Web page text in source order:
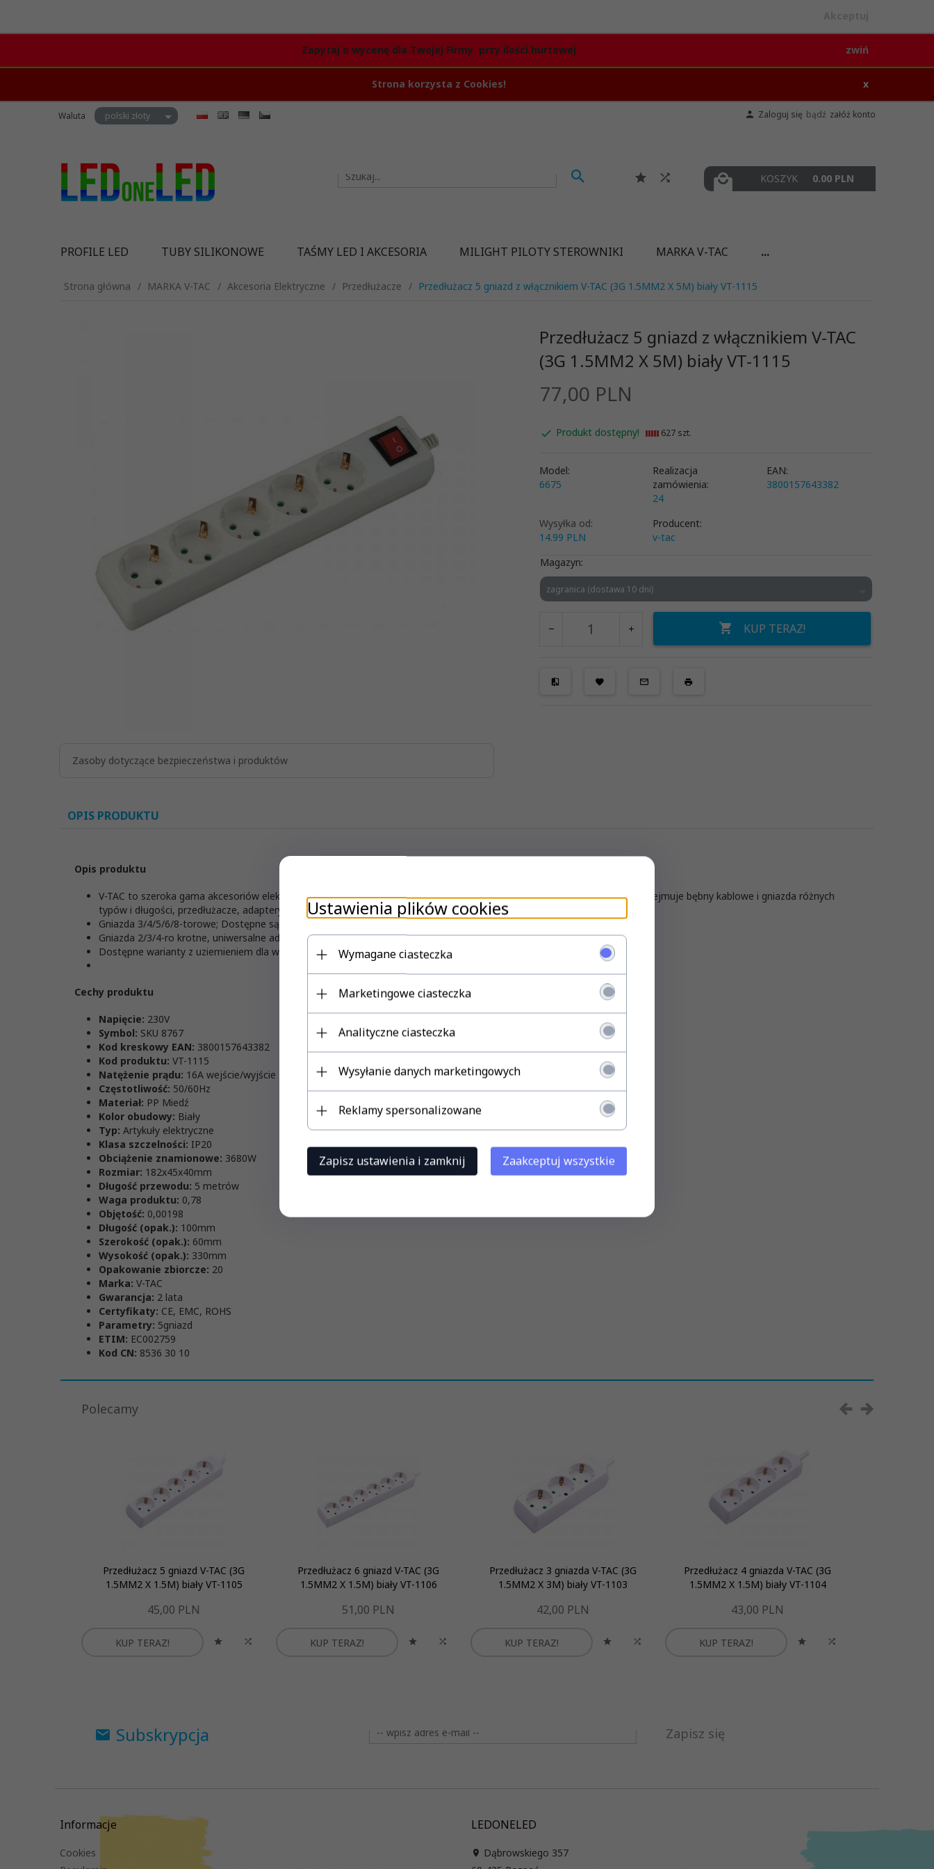
Zapytaj o wycenę dla Twojej Firmy przy ilości hurtowej zwiń
Strona korzysta z Cookies! x
Waluta currency_h
polski złoty Zaloguj się bądź załóż konto
KOSZYK 0.00PLN
PROFILE LED TUBY SILIKONOWE TAŚMY LED I AKCESORIA MILIGHT PILOTY STEROWNIKI MARKA V-TAC ...
Strona główna MARKA V-TAC Akcesoria Elektryczne Przedłużacze Przedłużacz 5 gniazd z włącznikiem V-TAC (3G 1.5MM2 X 5M) biały VT-1115
Zasoby dotyczące bezpieczeństwa i produktów
Przedłużacz 5 gniazd z włącznikiem V-TAC
(3G 1.5MM2 X 5M) biały VT-1115
77,00 PLN
Produkt dostępny! 627 szt.
Model:
6675
Realizacja
zamówienia:
24
EAN:
3800157643382
Wysyłka od:
14.99 PLN
Producent:
v-tac
Magazyn:
zagranica (dostawa 10 dni)
KUP TERAZ!
OPIS PRODUKTU
Opis produktu
V-TAC to szeroka gama akcesoriów elektrycznych wykonanych z wysokiej jakości nowoczesnych komponentów. Oferta obejmuje bębny kablowe i gniazda różnych
typów i długości, przedłużacze, adaptery / konwertery podróżne
Gniazda 3/4/5/6/8-torowe; Dostępne są również gniazda z przełącznikami oraz z portami USB
Gniazda 2/3/4-ro krotne, uniwersalne adaptery podróżne
Dostępne warianty z uziemieniem dla wybranych typów gniazd
Cechy produktu
Napięcie: 230V
Symbol: SKU 8767
Kod kreskowy EAN: 3800157643382
Kod produktu: VT-1115
Natężenie prądu: 16A wejście/wyjście
Częstotliwość: 50/60Hz
Materiał: PP Miedź
Kolor obudowy: Biały
Typ: Artykuły elektryczne
Klasa szczelności: IP20
Obciążenie znamionowe: 3680W
Rozmiar: 182x45x40mm
Długość przewodu: 5 metrów
Waga produktu: 0,78
Objętość: 0,00198
Długość (opak.): 100mm
Szerokość (opak.): 60mm
Wysokość (opak.): 330mm
Opakowanie zbiorcze: 20
Marka: V-TAC
Gwarancja: 2 lata
Certyfikaty: CE, EMC, ROHS
Parametry: 5gniazd
ETIM: EC002759
Kod CN: 8536 30 10
Polecamy
Przedłużacz 5 gniazd V-TAC (3G
1.5MM2 X 1.5M) biały VT-1105
45,00 PLN
KUP TERAZ!
Przedłużacz 6 gniazd V-TAC (3G
1.5MM2 X 1.5M) biały VT-1106
51,00 PLN
KUP TERAZ!
Przedłużacz 3 gniazda V-TAC (3G
1.5MM2 X 3M) biały VT-1103
42,00 PLN
KUP TERAZ!
Przedłużacz 4 gniazda V-TAC (3G
1.5MM2 X 1.5M) biały VT-1104
43,00 PLN
KUP TERAZ!
Subskrypcja Zapisz się
Informacje
Cookies
LEDONELED
Dąbrowskiego 357
Ustawienia plików cookies
Wymagane ciasteczka
Marketingowe ciasteczka
Analityczne ciasteczka
Wysyłanie danych marketingowych
Reklamy spersonalizowane
Zapisz ustawienia i zamknij Zaakceptuj wszystkie